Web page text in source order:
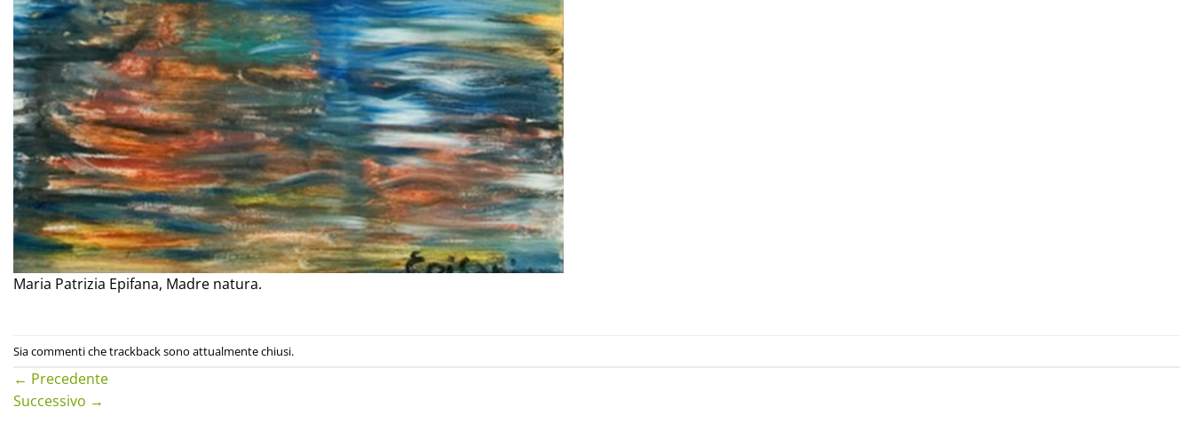
Maria Patrizia Epifana, Madre natura.
Sia commenti che trackback sono attualmente chiusi.
← Precedente
Successivo →